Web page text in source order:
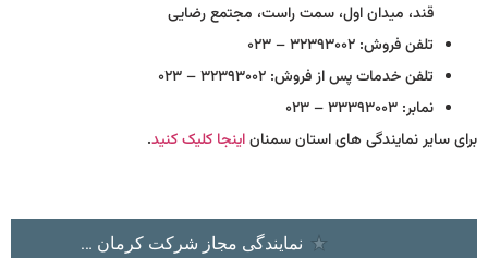
قند، میدان اول، سمت راست، مجتمع رضایی
تلفن فروش: ۳۲۳۹۳۰۰۲ – ۰۲۳
تلفن خدمات پس از فروش: ۳۲۳۹۳۰۰۲ – ۰۲۳
نمابر: ۳۳۳۹۳۰۰۳ – ۰۲۳
برای سایر نمایندگی های استان سمناناینجا کلیک کنید.